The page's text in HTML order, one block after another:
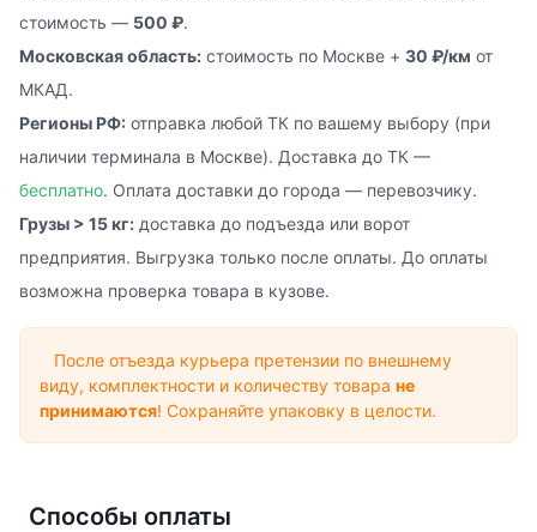
стоимость — 500 ₽.
Московская область: стоимость по Москве + 30 ₽/км от
МКАД.
Регионы РФ: отправка любой ТК по вашему выбору (при
наличии терминала в Москве). Доставка до ТК —
бесплатно. Оплата доставки до города — перевозчику.
Грузы > 15 кг: доставка до подъезда или ворот
предприятия. Выгрузка только после оплаты. До оплаты
возможна проверка товара в кузове.
После отъезда курьера претензии по внешнему
виду, комплектности и количеству товара не
принимаются! Сохраняйте упаковку в целости.
Способы оплаты